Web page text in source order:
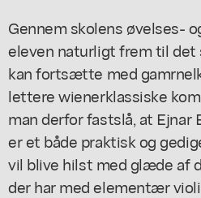
Gennem skolens øvelses-
eleven naturligt frem til det
kan fortsætte med
lettere wienerklassiske
man derfor fastslå, at Ejnar
er et både praktisk og
vil blive hilst med glæde af
der har med elementær